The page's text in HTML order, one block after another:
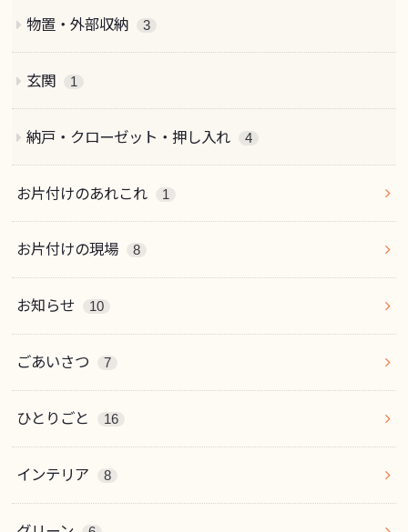
物置・外部収納 3
玄関 1
納戸・クローゼット・押し入れ 4
お片付けのあれこれ 1
お片付けの現場 8
お知らせ 10
ごあいさつ 7
ひとりごと 16
インテリア 8